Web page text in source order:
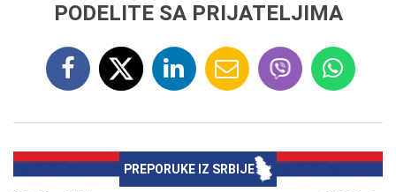
PODELITE SA PRIJATELJIMA
PREPORUKE IZ SRBIJE